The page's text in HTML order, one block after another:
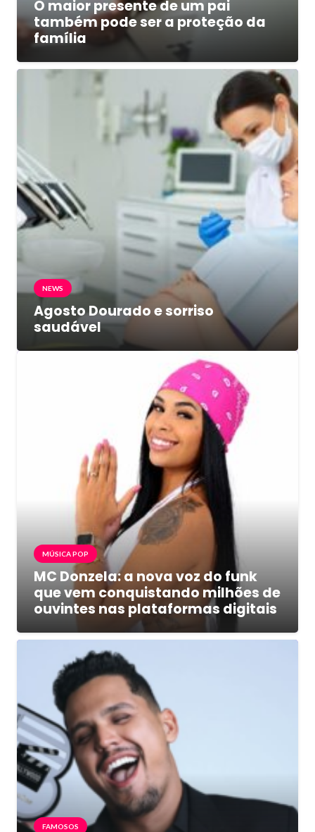
O maior presente de um pai
também pode ser a proteção da
família
NEWS
Agosto Dourado e sorriso
saudável
MÚSICA POP
MC Donzela: a nova voz do funk
que vem conquistando milhões de
ouvintes nas plataformas digitais
FAMOSOS